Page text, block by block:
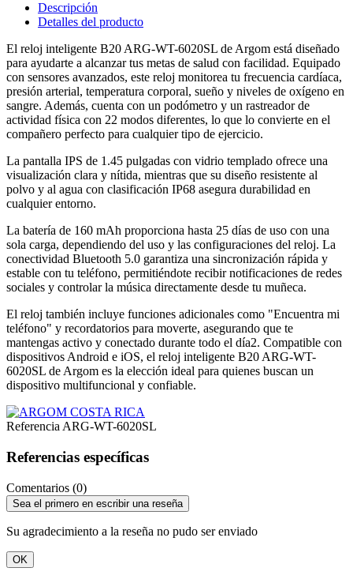
Descripción
Detalles del producto
El reloj inteligente B20 ARG-WT-6020SL de Argom está diseñado
para ayudarte a alcanzar tus metas de salud con facilidad. Equipado
con sensores avanzados, este reloj monitorea tu frecuencia cardíaca,
presión arterial, temperatura corporal, sueño y niveles de oxígeno en
sangre. Además, cuenta con un podómetro y un rastreador de
actividad física con 22 modos diferentes, lo que lo convierte en el
compañero perfecto para cualquier tipo de ejercicio.
La pantalla IPS de 1.45 pulgadas con vidrio templado ofrece una
visualización clara y nítida, mientras que su diseño resistente al
polvo y al agua con clasificación IP68 asegura durabilidad en
cualquier entorno.
La batería de 160 mAh proporciona hasta 25 días de uso con una
sola carga, dependiendo del uso y las configuraciones del reloj. La
conectividad Bluetooth 5.0 garantiza una sincronización rápida y
estable con tu teléfono, permitiéndote recibir notificaciones de redes
sociales y controlar la música directamente desde tu muñeca.
El reloj también incluye funciones adicionales como "Encuentra mi
teléfono" y recordatorios para moverte, asegurando que te
mantengas activo y conectado durante todo el día2. Compatible con
dispositivos Android e iOS, el reloj inteligente B20 ARG-WT-
6020SL de Argom es la elección ideal para quienes buscan un
dispositivo multifuncional y confiable.
Referencia ARG-WT-6020SL
Referencias específicas
Comentarios (0)
Sea el primero en escribir una reseña
Su agradecimiento a la reseña no pudo ser enviado
OK